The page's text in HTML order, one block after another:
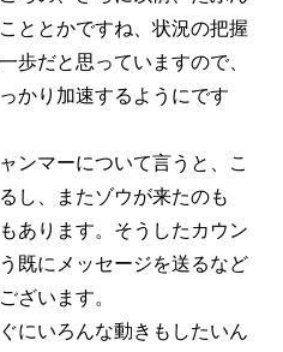
ととかですね、状況の把握
歩だと思っていますので、
かり加速するようにです
ンマーについて言うと、こ
し、またゾウが来たのも
あります。そうしたカウン
既にメッセージを送るなど
ざいます。
にいろんな動きもしたいん